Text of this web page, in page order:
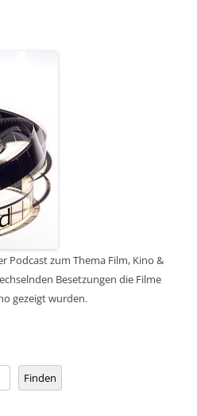
Podcast zum Thema Film, Kino &
Besetzungen die Filme
gezeigt wurden.
Finden